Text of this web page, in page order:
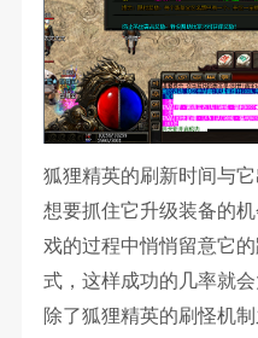
狐狸精英的刷新时间与
想要抓住它升级装备的
戏的过程中悄悄留意它
式，这样成功的几率就会
除了狐狸精英的刷怪机